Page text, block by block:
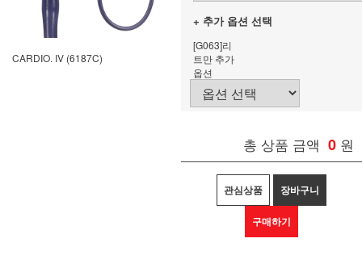
CARDIO. IV (6187C)
+ 추가 옵션 선택
[G063]리
트만 추가
옵션
총 상품 금액 0 원
관심상품 장바구니
구매하기